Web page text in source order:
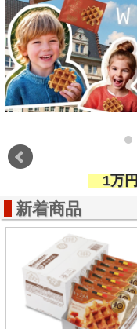
1万円
新着商品